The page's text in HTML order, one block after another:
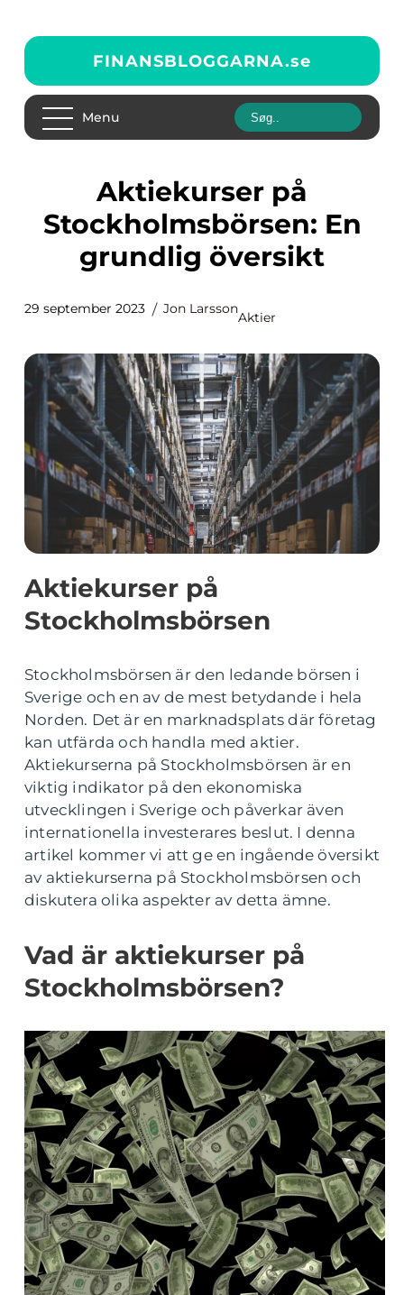
FINANSBLOGGARNA.se
Menu
Aktiekurser på
Stockholmsbörsen: En
grundlig översikt
29 september 2023 Jon Larsson
Aktier
Aktiekurser på
Stockholmsbörsen
Stockholmsbörsen är den ledande börsen i
Sverige och en av de mest betydande i hela
Norden. Det är en marknadsplats där företag
kan utfärda och handla med aktier.
Aktiekurserna på Stockholmsbörsen är en
viktig indikator på den ekonomiska
utvecklingen i Sverige och påverkar även
internationella investerares beslut. I denna
artikel kommer vi att ge en ingående översikt
av aktiekurserna på Stockholmsbörsen och
diskutera olika aspekter av detta ämne.
Vad är aktiekurser på
Stockholmsbörsen?